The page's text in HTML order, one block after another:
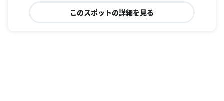
このスポットの詳細を見る